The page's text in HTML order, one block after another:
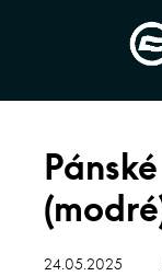
24.05.2025